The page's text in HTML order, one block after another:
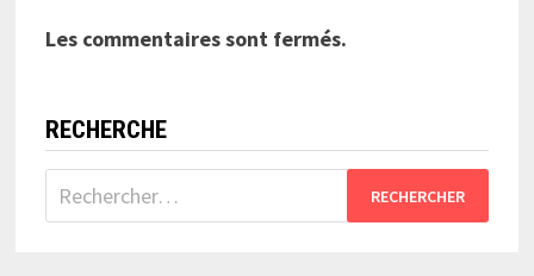
Les commentaires sont fermés.
RECHERCHE
Rechercher :